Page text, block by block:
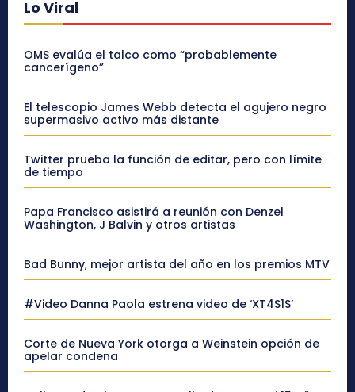
Lo Viral
OMS evalúa el talco como “probablemente
cancerígeno”
El telescopio James Webb detecta el agujero negro
supermasivo activo más distante
Twitter prueba la función de editar, pero con límite
de tiempo
Papa Francisco asistirá a reunión con Denzel
Washington, J Balvin y otros artistas
Bad Bunny, mejor artista del año en los premios MTV
#Video Danna Paola estrena video de ‘XT4S1S’
Corte de Nueva York otorga a Weinstein opción de
apelar condena